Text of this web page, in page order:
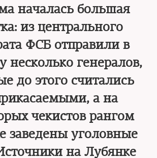
началась большая
из центрального
ФСБ отправили в
несколько генералов,
до этого считались
а на
чекистов рангом
заведены уголовные
на Лубянке